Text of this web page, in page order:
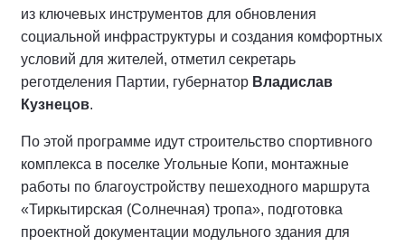
из ключевых инструментов для обновления
социальной инфраструктуры и создания комфортных
условий для жителей, отметил секретарь
реготделения Партии, губернатор Владислав
Кузнецов.
По этой программе идут строительство спортивного
комплекса в поселке Угольные Копи, монтажные
работы по благоустройству пешеходного маршрута
«Тиркытирская (Солнечная) тропа», подготовка
проектной документации модульного здания для